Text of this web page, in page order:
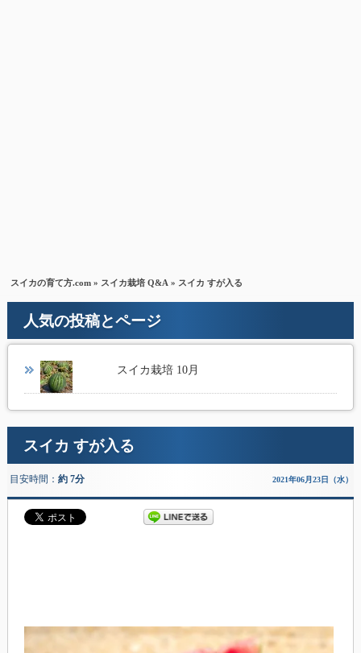
スイカの育て方.com » スイカ栽培 Q&A » スイカ すが入る
人気の投稿とページ
スイカ栽培 10月
スイカ すが入る
目安時間： 約 7分 2021年06月23日（水）